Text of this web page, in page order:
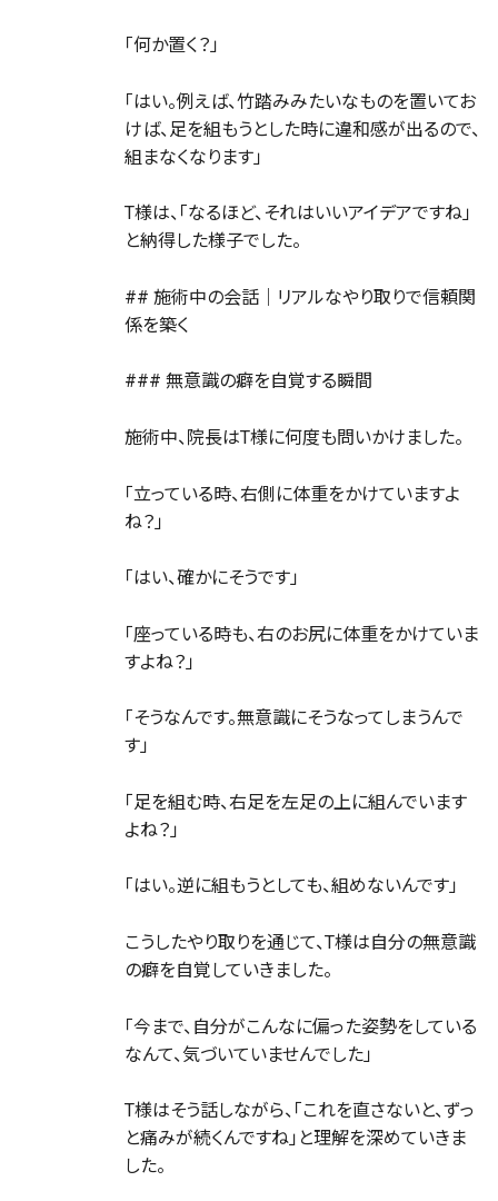
「何か置く？」
「はい。例えば、竹踏みみたいなものを置いてお
けば、足を組もうとした時に違和感が出るので、
組まなくなります」
T様は、「なるほど、それはいいアイデアですね」
と納得した様子でした。
## 施術中の会話｜リアルなやり取りで信頼関
係を築く
### 無意識の癖を自覚する瞬間
施術中、院長はT様に何度も問いかけました。
「立っている時、右側に体重をかけていますよ
ね？」
「はい、確かにそうです」
「座っている時も、右のお尻に体重をかけていま
すよね？」
「そうなんです。無意識にそうなってしまうんで
す」
「足を組む時、右足を左足の上に組んでいます
よね？」
「はい。逆に組もうとしても、組めないんです」
こうしたやり取りを通じて、T様は自分の無意識
の癖を自覚していきました。
「今まで、自分がこんなに偏った姿勢をしている
なんて、気づいていませんでした」
T様はそう話しながら、「これを直さないと、ずっ
と痛みが続くんですね」と理解を深めていきま
した。